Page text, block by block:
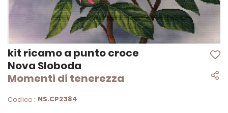
kit ricamo a punto croce
Nova Sloboda
Momenti di tenerezza
Codice : NS.CP2384
Vai
all'inizio
della
galleria
immagini